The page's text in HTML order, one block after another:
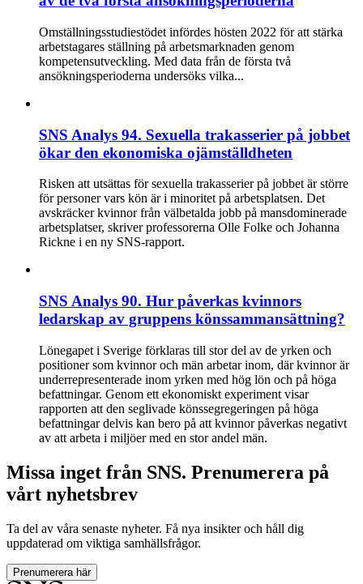
Omställningsstudiestödet infördes hösten 2022 för att stärka
arbetstagares ställning på arbetsmarknaden genom
kompetensutveckling. Med data från de första två
ansökningsperioderna undersöks vilka...
SNS Analys 94. Sexuella trakasserier på jobbet
ökar den ekonomiska ojämställdheten
Risken att utsättas för sexuella trakasserier på jobbet är större
för personer vars kön är i minoritet på arbetsplatsen. Det
avskräcker kvinnor från välbetalda jobb på mansdominerade
arbetsplatser, skriver professorerna Olle Folke och Johanna
Rickne i en ny SNS-rapport.
SNS Analys 90. Hur påverkas kvinnors
ledarskap av gruppens könssammansättning?
Lönegapet i Sverige förklaras till stor del av de yrken och
positioner som kvinnor och män arbetar inom, där kvinnor är
underrepresenterade inom yrken med hög lön och på höga
befattningar. Genom ett ekonomiskt experiment visar
rapporten att den seglivade könssegregeringen på höga
befattningar delvis kan bero på att kvinnor påverkas negativt
av att arbeta i miljöer med en stor andel män.
Missa inget från SNS. Prenumerera på
vårt nyhetsbrev
Ta del av våra senaste nyheter. Få nya insikter och håll dig
uppdaterad om viktiga samhällsfrågor.
Prenumerera här